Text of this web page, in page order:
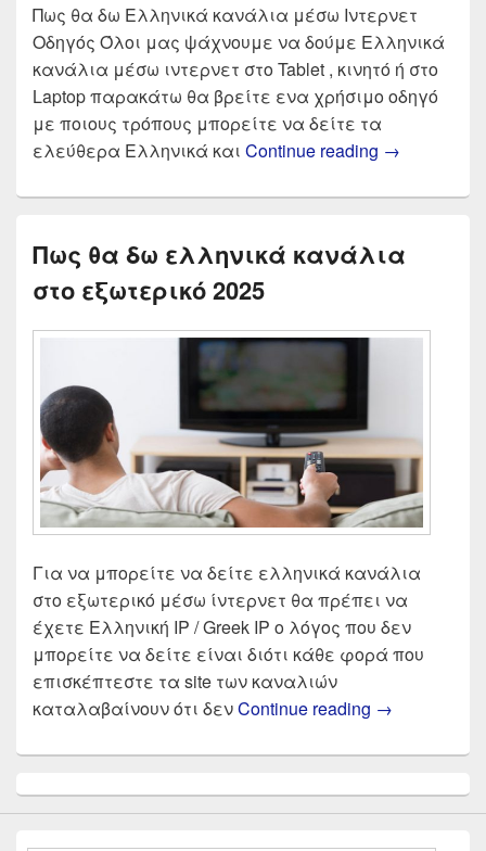
Πως θα δω Ελληνικά κανάλια μέσω Ιντερνετ
Οδηγός Όλοι μας ψάχνουμε να δούμε Ελληνικά
κανάλια μέσω ιντερνετ στο Tablet , κινητό ή στο
Laptop παρακάτω θα βρείτε ενα χρήσιμο οδηγό
με ποιους τρόπους μπορείτε να δείτε τα
ελεύθερα Ελληνικά και Continue reading Πως θα δω
→
Πως θα δω ελληνικά κανάλια
στο εξωτερικό 2025
Για να μπορείτε να δείτε ελληνικά κανάλια
στο εξωτερικό μέσω ίντερνετ θα πρέπει να
έχετε Ελληνική IP / Greek IP ο λόγος που δεν
μπορείτε να δείτε είναι διότι κάθε φορά που
επισκέπτεστε τα site των καναλιών
καταλαβαίνουν ότι δενContinue reading Πως θα δω
→
Sidebar
Widget